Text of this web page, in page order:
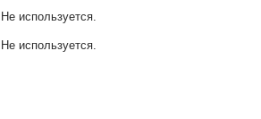
Не используется.
Не используется.